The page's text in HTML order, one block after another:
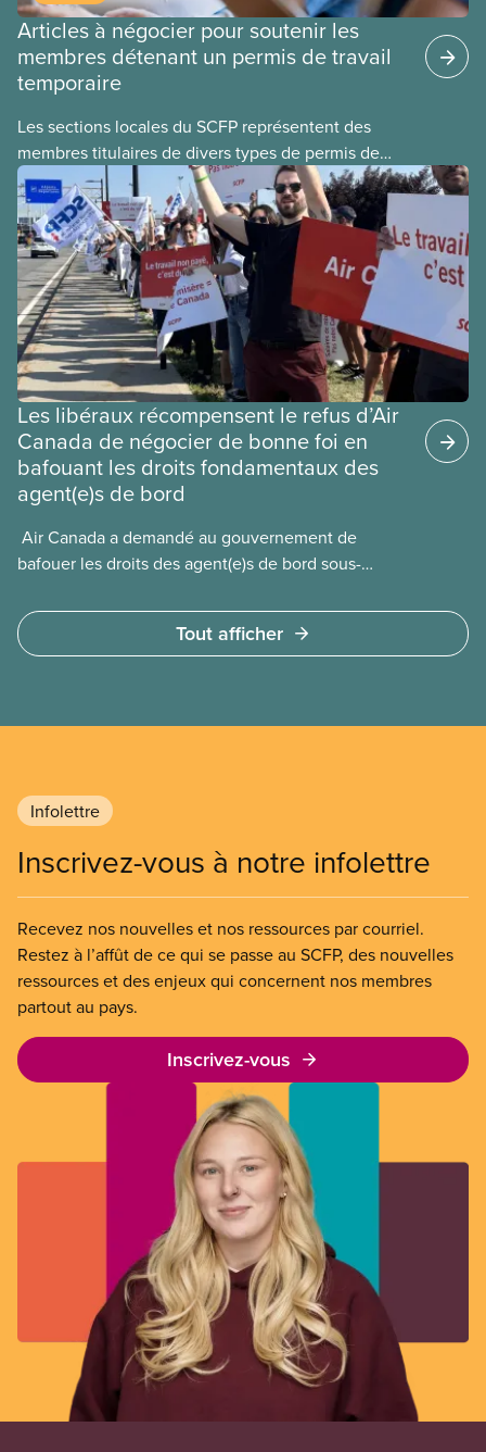
Articles à négocier pour soutenir les
membres détenant un permis de travail
temporaire
Les sections locales du SCFP représentent des
membres titulaires de divers types de permis de
travail temporaires, incluant les permis pour
travailleuses et travailleurs étrangers temporaires,
les permis d’études et les permis de
travail postdiplôme.
Les libéraux récompensent le refus d’Air
Canada de négocier de bonne foi en
bafouant les droits fondamentaux des
agent(e)s de bord
​ Air Canada a demandé au gouvernement de
bafouer les droits des agent(e)s de bord sous-
ministre de l’Emploi, Patty Hajdu, n’a attendu que
quelques heures pour accéder à cette demande de
Tout afficher
Infolettre
Inscrivez-vous à notre infolettre
Recevez nos nouvelles et nos ressources par courriel.
Restez à l’affût de ce qui se passe au SCFP, des nouvelles
ressources et des enjeux qui concernent nos membres
partout au pays.
Inscrivez-vous